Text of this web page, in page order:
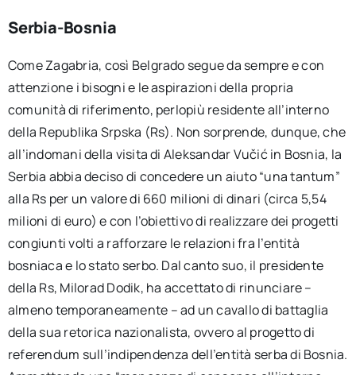
Serbia-Bosnia
Come Zagabria, così Belgrado segue da sempre e con
attenzione i bisogni e le aspirazioni della propria
comunità di riferimento, perlopiù residente all’interno
della Republika Srpska (Rs). Non sorprende, dunque, che
all’indomani della visita di Aleksandar Vučić in Bosnia, la
Serbia abbia deciso di concedere un aiuto “una tantum”
alla Rs per un valore di 660 milioni di dinari (circa 5,54
milioni di euro) e con l’obiettivo di realizzare dei progetti
congiunti volti a rafforzare le relazioni fra l’entità
bosniaca e lo stato serbo. Dal canto suo, il presidente
della Rs, Milorad Dodik, ha accettato di rinunciare –
almeno temporaneamente – ad un cavallo di battaglia
della sua retorica nazionalista, ovvero al progetto di
referendum sull’indipendenza dell’entità serba di Bosnia.